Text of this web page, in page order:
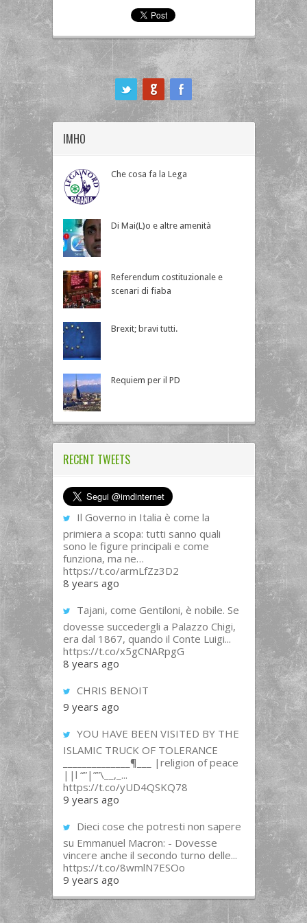
IMHO
Che cosa fa la Lega
Di Mai(L)o e altre amenità
Referendum costituzionale e
scenari di fiaba
Brexit; bravi tutti.
Requiem per il PD
RECENT TWEETS
Il Governo in Italia è come la
primiera a scopa: tutti sanno quali
sono le figure principali e come
funziona, ma ne…
https://t.co/armLfZz3D2
8 years ago
Tajani, come Gentiloni, è nobile. Se
dovesse succedergli a Palazzo Chigi,
era dal 1867, quando il Conte Luigi...
https://t.co/x5gCNARpgG
8 years ago
CHRIS BENOIT
9 years ago
YOU HAVE BEEN VISITED BY THE
ISLAMIC TRUCK OF TOLERANCE
______________¶___ |religion of peace
||l “”|””\__,_...
https://t.co/yUD4QSKQ78
9 years ago
Dieci cose che potresti non sapere
su Emmanuel Macron: - Dovesse
vincere anche il secondo turno delle...
https://t.co/8wmlN7ESOo
9 years ago